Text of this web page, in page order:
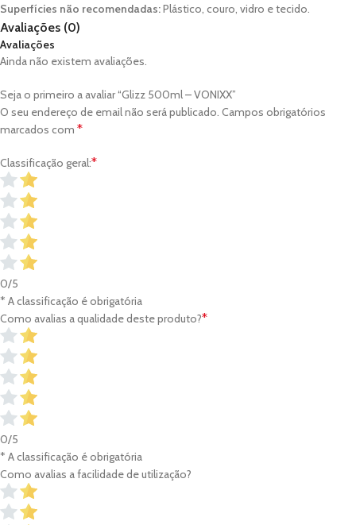
Superfícies não recomendadas:Plástico, couro, vidro e tecido.
Avaliações (0)
Avaliações
Ainda não existem avaliações.
Seja o primeiro a avaliar “Glizz 500ml – VONIXX”
O seu endereço de email não será publicado. Campos obrigatórios
marcados com *
Classificação geral:*
0/5
* A classificação é obrigatória
Como avalias a qualidade deste produto?*
0/5
* A classificação é obrigatória
Como avalias a facilidade de utilização?